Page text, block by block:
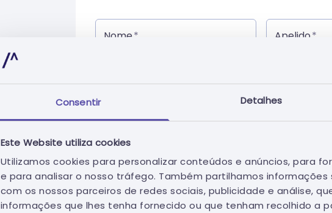
Consentir Detalhes
Este Website utiliza cookies
Utilizamos cookies para personalizar conteúdos e anúncios, para
e para analisar o nosso tráfego. Também partilhamos
com os nossos parceiros de redes sociais, publicidade e análise,
informações que lhes tenha fornecido ou que tenham recolhido a
Nome Apelido
E-mail
Nome do ficheiro: